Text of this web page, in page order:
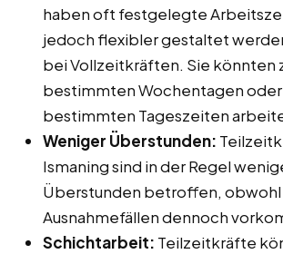
haben oft festgelegte
jedoch flexibler gestaltet
bei Vollzeitkräften. Sie könnten
bestimmten Wochentagen oder
bestimmten Tageszeiten
Weniger Überstunden:
Ismaning sind in der Regel
Überstunden betroffen, obwohl
Ausnahmefällen dennoch
Schichtarbeit: Teilzeitkräfte